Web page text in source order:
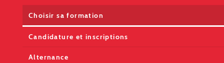
Choisir sa formation
Candidature et inscriptions
Alternance